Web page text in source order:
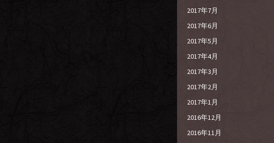
2017年7月
2017年6月
2017年5月
2017年4月
2017年3月
2017年2月
2017年1月
2016年12月
2016年11月